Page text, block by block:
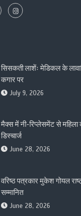
सिसकती लाशेंः मेडिकल के
कगार पर
July 9, 2026
मैक्स में नी-रिप्लेसमेंट से महिला
डिस्चार्ज
June 28, 2026
वरिष्ठ पत्रकार मुकेश गोयल
सम्मानित
June 28, 2026